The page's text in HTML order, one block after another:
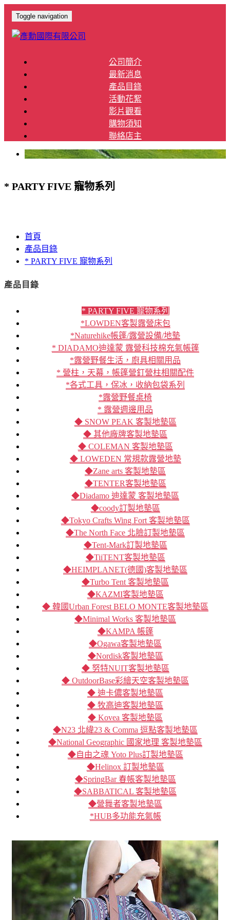
Toggle navigation
公司簡介
最新消息
產品目錄
活動花絮
影片觀看
購物須知
聯絡店主
* PARTY FIVE 寵物系列
首頁
產品目錄
* PARTY FIVE 寵物系列
產品目錄
* PARTY FIVE 寵物系列
*LOWDEN客製露營床包
*Naturehike帳篷/露營設備/地墊
* DIADAMO迪達蒙 露營科技棉充氣帳篷
*露營野餐生活，廚具相關用品
* 營柱，天幕，帳篷營釘營柱相關配件
*各式工具，保冰，收納包袋系列
*露營野餐桌椅
* 露營週邊用品
◆ SNOW PEAK 客製地墊區
◆ 其他廠牌客製地墊區
◆ COLEMAN 客製地墊區
◆ LOWEDEN 常規款露營地墊
◆Zane arts 客製地墊區
◆TENTER客製地墊區
◆Diadamo 迪達蒙 客製地墊區
◆coody訂製地墊區
◆Tokyo Crafts Wing Fort 客製地墊區
◆The North Face 北臉訂製地墊區
◆Tent-Mark訂製地墊區
◆TiiTENT客製地墊區
◆HEIMPLANET(德國)客製地墊區
◆Turbo Tent 客製地墊區
◆KAZMI客製地墊區
◆ 韓國Urban Forest BELO MONTE客製地墊區
◆Minimal Works 客製地墊區
◆KAMPA 帳篷
◆Ogawa客製地墊區
◆Nordisk客製地墊區
◆ 努特NUIT客製地墊區
◆ OutdoorBase彩繪天空客製地墊區
◆ 迪卡儂客製地墊區
◆ 牧高迪客製地墊區
◆ Kovea 客製地墊區
◆N23 北緯23 & Comma 逗點客製地墊區
◆National Geographic 國家地理 客製地墊區
◆自由之魂 Yoto Plus訂製地墊區
◆Helinox 訂製地墊區
◆SpringBar 春帳客製地墊區
◆SABBATICAL 客製地墊區
◆營舞者客製地墊區
*HUB多功能充氣帳